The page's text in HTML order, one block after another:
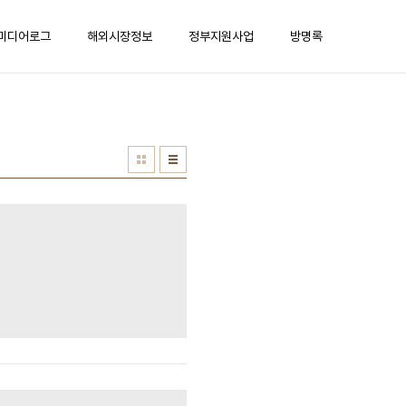
디어로그 해외시장정보 정부지원사업 방명록